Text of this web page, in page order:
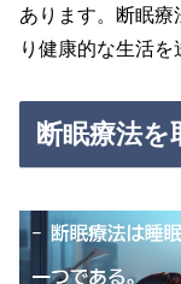
あります。断眠療
り健康的な生活を
断眠療法